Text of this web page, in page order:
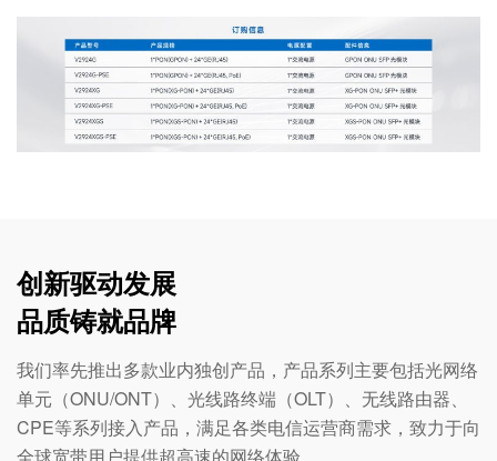
创新驱动发展
品质铸就品牌
我们率先推出多款业内独创产品，产品系列主要包括光网络
单元（ONU/ONT）、光线路终端（OLT）、无线路由器、
CPE等系列接入产品，满足各类电信运营商需求，致力于向